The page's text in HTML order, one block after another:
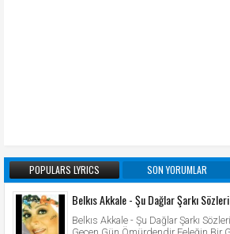
POPULARS LYRICS SON YORUMLAR
Belkıs Akkale - Şu Dağlar Şarkı
Belkıs Akkale - Şu Dağlar Şarkı